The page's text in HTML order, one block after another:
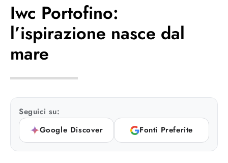
Iwc Portofino:
l’ispirazione nasce dal
mare
Seguici su:
Google Discover
Fonti Preferite